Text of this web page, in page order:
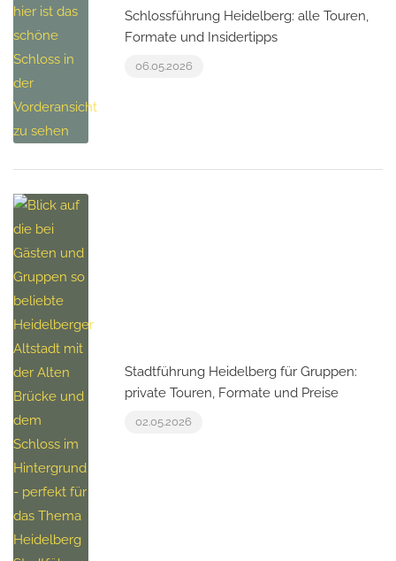
Schlossführung Heidelberg: alle Touren,
Formate und Insidertipps
06.05.2026
Stadtführung Heidelberg für Gruppen:
private Touren, Formate und Preise
02.05.2026